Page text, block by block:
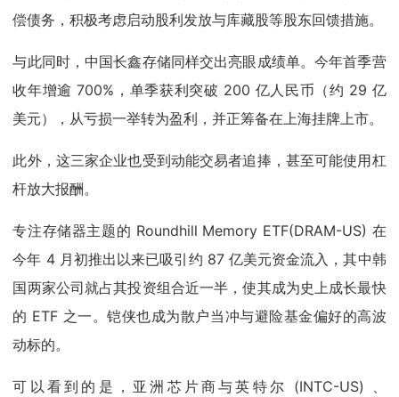
偿债务，积极考虑启动股利发放与库藏股等股东回馈措施。
与此同时，中国长鑫存储同样交出亮眼成绩单。今年首季营
收年增逾 700%，单季获利突破 200 亿人民币（约 29 亿
美元），从亏损一举转为盈利，并正筹备在上海挂牌上市。
此外，这三家企业也受到动能交易者追捧，甚至可能使用杠
杆放大报酬。
专注存储器主题的 Roundhill Memory ETF(DRAM-US) 在
今年 4 月初推出以来已吸引约 87 亿美元资金流入，其中韩
国两家公司就占其投资组合近一半，使其成为史上成长最快
的 ETF 之一。铠侠也成为散户当冲与避险基金偏好的高波
动标的。
可以看到的是，亚洲芯片商与英特尔 (INTC-US) 、